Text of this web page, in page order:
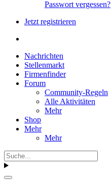
Passwort vergessen?
Jetzt registrieren
Nachrichten
Stellenmarkt
Firmenfinder
Forum
Community-Regeln
Alle Aktivitäten
Mehr
Shop
Mehr
Mehr